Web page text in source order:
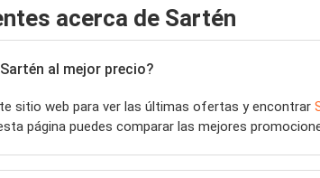
acerca de Sartén
al mejor precio?
sitio web para ver las últimas ofertas y encontrar
página puedes comparar las mejores